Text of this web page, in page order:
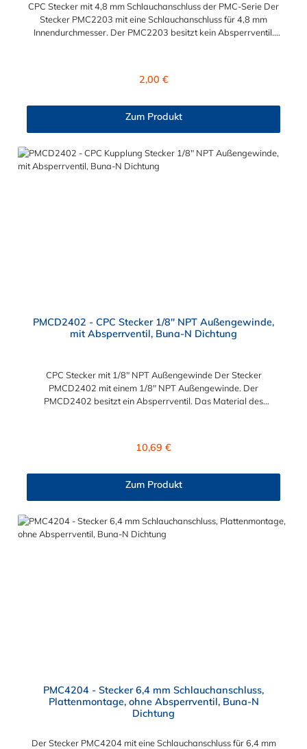
CPC Stecker mit 4,8 mm Schlauchanschluss der PMC-Serie Der
Stecker PMC2203 mit eine Schlauchanschluss für 4,8 mm
Innendurchmesser. Der PMC2203 besitzt kein Absperrventil.
Kupplungen der PMC-, PMC12- und MC- Serie kombinieren.
Regulärer Preis:
2,00 €
Zum Produkt
PMCD2402 - CPC Stecker 1/8" NPT Außengewinde,
mit Absperrventil, Buna-N Dichtung
CPC Stecker mit 1/8" NPT Außengewinde Der Stecker
PMCD2402 mit einem 1/8" NPT Außengewinde. Der
PMCD2402 besitzt ein Absperrventil. Das Material des
der PMC-, PMC12- und MC- Serie kombinieren.
Regulärer Preis:
10,69 €
Zum Produkt
PMC4204 - Stecker 6,4 mm Schlauchanschluss,
Plattenmontage, ohne Absperrventil, Buna-N
Dichtung
Der Stecker PMC4204 mit eine Schlauchanschluss für 6,4 mm